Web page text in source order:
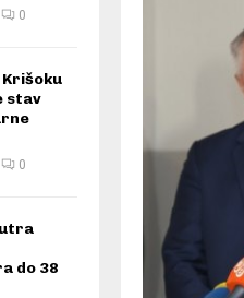
0
Krišoku
stav
0
do 38